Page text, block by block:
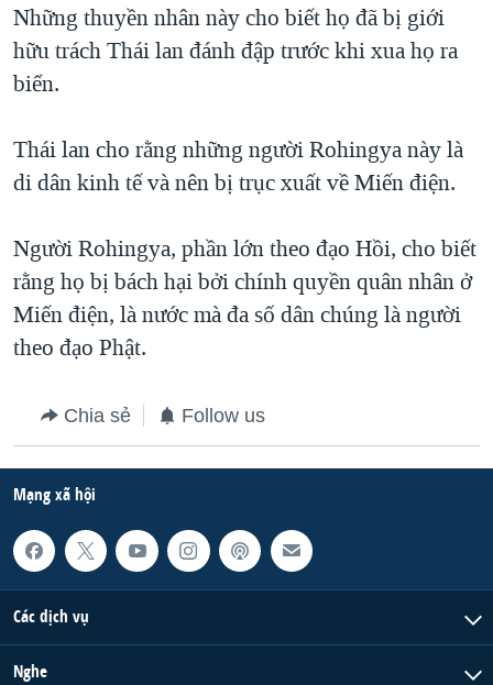
TRỊNH VĨNH BÌNH VS. CHÍNH PHỦ VIỆT NAM
QUAN HỆ VIỆT MỸ
Những thuyền nhân này cho biết họ đã bị giới
hữu trách Thái lan đánh đập trước khi xua họ ra
biển.
Thái lan cho rằng những người Rohingya này là
di dân kinh tế và nên bị trục xuất về Miến điện.
Người Rohingya, phần lớn theo đạo Hồi, cho biết
rằng họ bị bách hại bởi chính quyền quân nhân ở
Miến điện, là nước mà đa số dân chúng là người
theo đạo Phật.
Chia sẻ Follow us
Mạng xã hội
Các dịch vụ
Nghe